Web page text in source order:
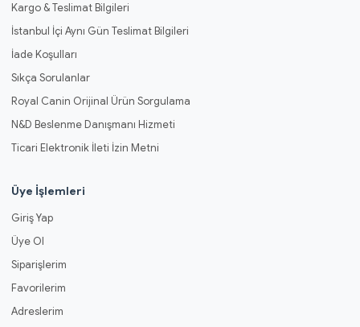
Kargo & Teslimat Bilgileri
İstanbul İçi Aynı Gün Teslimat Bilgileri
İade Koşulları
Sıkça Sorulanlar
Royal Canin Orijinal Ürün Sorgulama
N&D Beslenme Danışmanı Hizmeti
Ticari Elektronik İleti İzin Metni
Üye İşlemleri
Giriş Yap
Üye Ol
Siparişlerim
Favorilerim
Adreslerim